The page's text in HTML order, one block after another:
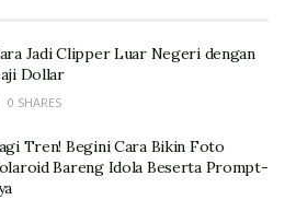
Jogja Olah Sampah)
(Gagas)
Jadi Clipper Luar Negeri dengan
Dollar
0 SHARES
Tren! Begini Cara Bikin Foto
Bareng Idola Beserta Prompt-